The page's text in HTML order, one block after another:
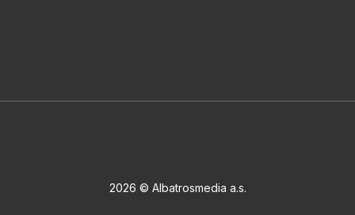
2026 © Albatrosmedia a.s.